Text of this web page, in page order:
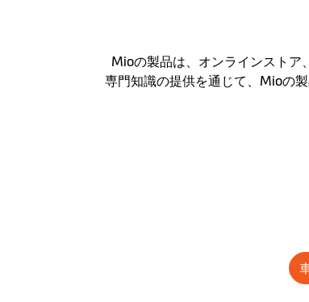
Mioの製品は、オンラインストア
専門知識の提供を通じて、Mioの